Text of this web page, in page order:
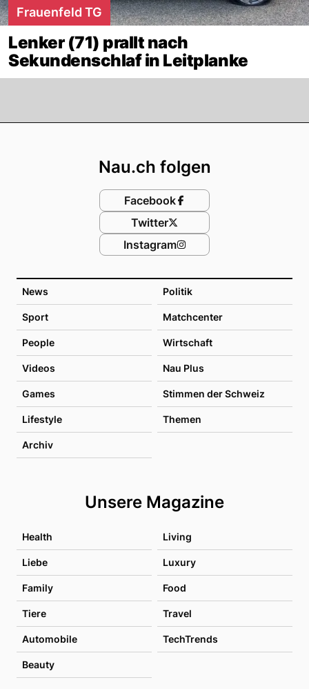
Frauenfeld TG
Lenker (71) prallt nach
Sekundenschlaf in Leitplanke
News Politik
Sport Matchcenter
People Wirtschaft
Videos Nau Plus
Games Stimmen der Schweiz
Lifestyle Themen
Archiv
Unsere Magazine
Health Living
Liebe Luxury
Family Food
Tiere Travel
Automobile TechTrends
Beauty
Nau.ch folgen
Facebook
Twitter
Instagram